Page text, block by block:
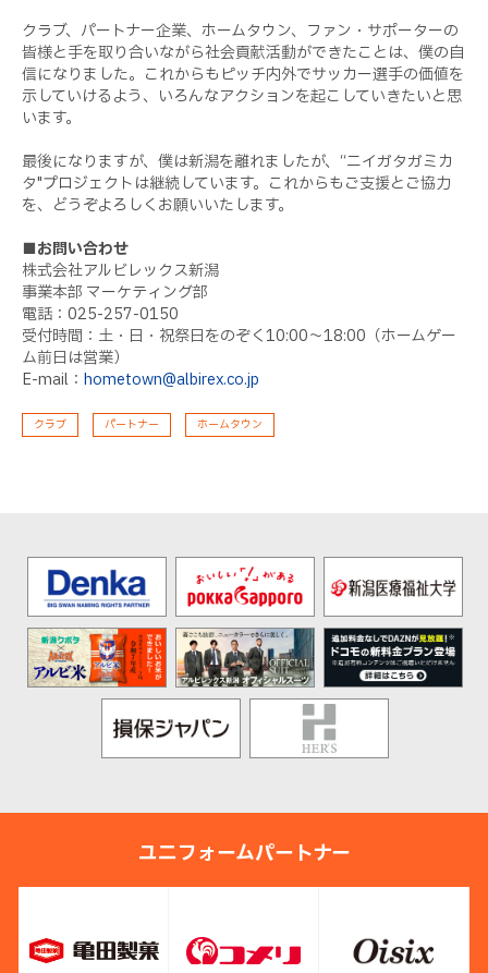
クラブ、パートナー企業、ホームタウン、ファン・サポーターの
皆様と手を取り合いながら社会貢献活動ができたことは、僕の自
信になりました。これからもピッチ内外でサッカー選手の価値を
示していけるよう、いろんなアクションを起こしていきたいと思
います。
最後になりますが、僕は新潟を離れましたが、“ニイガタガミカ
タ"プロジェクトは継続しています。これからもご支援とご協力
を、どうぞよろしくお願いいたします。
■お問い合わせ
株式会社アルビレックス新潟
事業本部 マーケティング部
電話：025-257-0150
受付時間：土・日・祝祭日をのぞく10:00～18:00（ホームゲー
ム前日は営業）
E-mail： hometown@albirex.co.jp
クラブ パートナー ホームタウン
ユニフォームパートナー